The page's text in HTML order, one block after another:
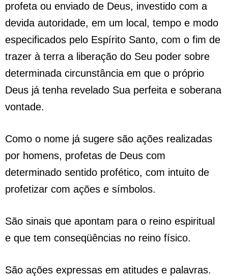
profeta ou enviado de Deus, investido com a
devida autoridade, em um local, tempo e modo
especificados pelo Espírito Santo, com o fim de
trazer à terra a liberação do Seu poder sobre
determinada circunstância em que o próprio
Deus já tenha revelado Sua perfeita e soberana
vontade.
Como o nome já sugere são ações realizadas
por homens, profetas de Deus com
determinado sentido profético, com intuito de
profetizar com ações e símbolos.
São sinais que apontam para o reino espiritual
e que tem conseqüências no reino físico.
São ações expressas em atitudes e palavras.